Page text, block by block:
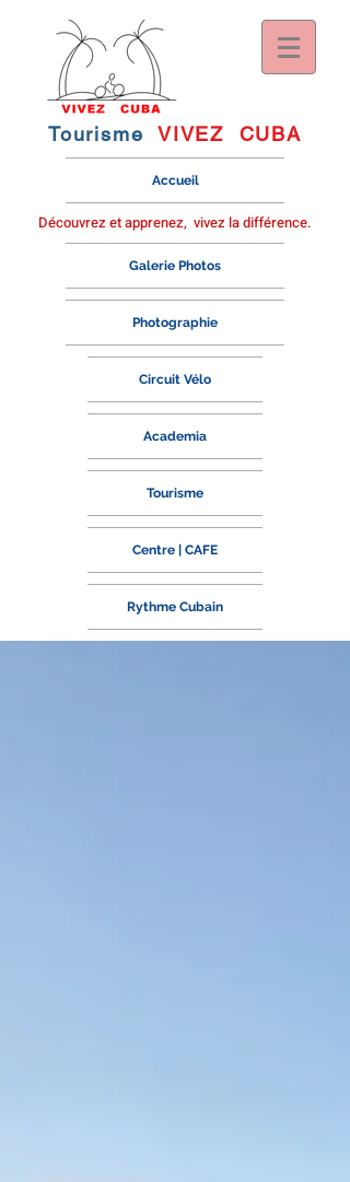
Tourisme VIVEZ CUBA
Accueil
Découvrez etapprenez, vivez la différence.
Galerie Photos
Photographie
Circuit Vélo
Academia
Tourisme
Centre | CAFE
Rythme Cubain